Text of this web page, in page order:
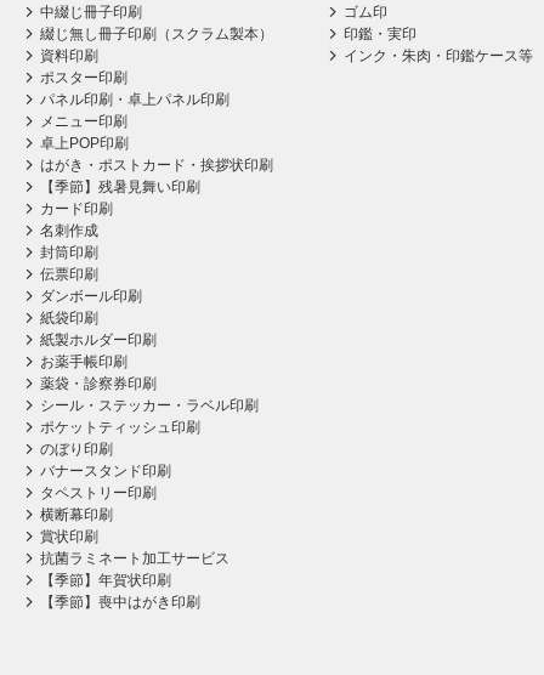
中綴じ冊子印刷
綴じ無し冊子印刷（スクラム製本）
資料印刷
ポスター印刷
パネル印刷・卓上パネル印刷
メニュー印刷
卓上POP印刷
はがき・ポストカード・挨拶状印刷
【季節】残暑見舞い印刷
カード印刷
名刺作成
封筒印刷
伝票印刷
ダンボール印刷
紙袋印刷
紙製ホルダー印刷
お薬手帳印刷
薬袋・診察券印刷
シール・ステッカー・ラベル印刷
ポケットティッシュ印刷
のぼり印刷
バナースタンド印刷
タペストリー印刷
横断幕印刷
賞状印刷
抗菌ラミネート加工サービス
【季節】年賀状印刷
【季節】喪中はがき印刷
ゴム印
印鑑・実印
インク・朱肉・印鑑ケース等